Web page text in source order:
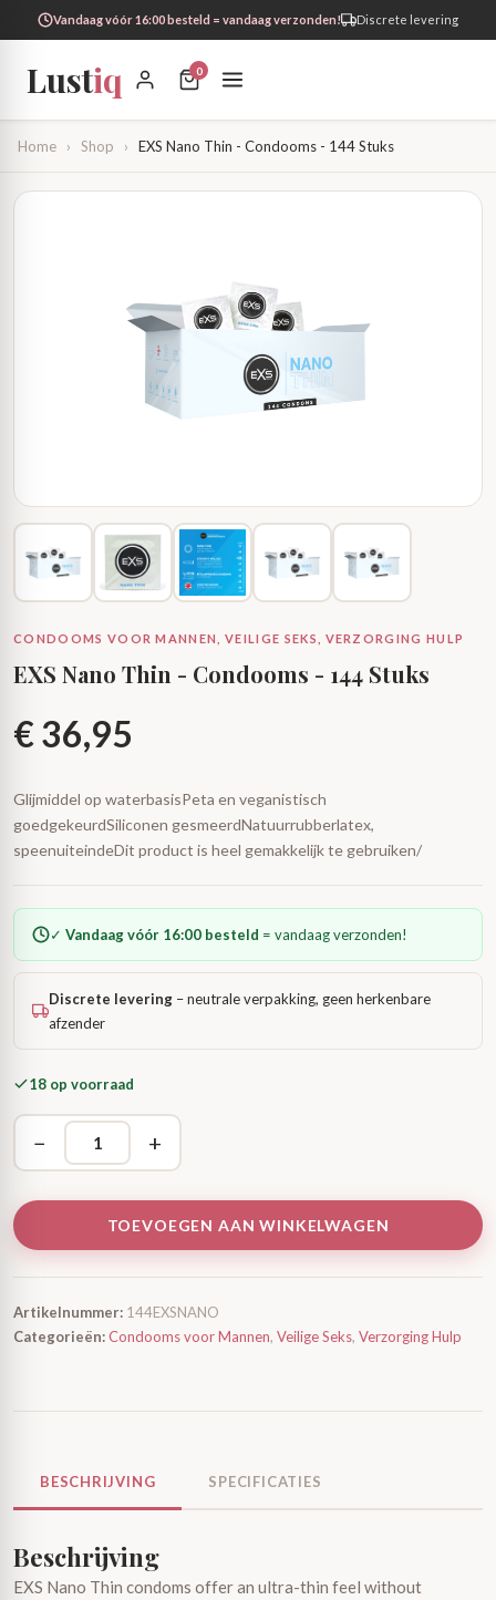
Vandaag vóór 16:00 besteld = vandaag verzonden! Discrete levering
Lustiq 0
Home › Shop › EXS Nano Thin - Condooms - 144 Stuks
CONDOOMS VOOR MANNEN, VEILIGE SEKS, VERZORGING HULP
EXS Nano Thin - Condooms - 144 Stuks
€36,95
Glijmiddel op waterbasisPeta en veganistisch
goedgekeurdSiliconen gesmeerdNatuurrubberlatex,
speenuiteindeDit product is heel gemakkelijk te gebruiken/
✓ Vandaag vóór 16:00 besteld = vandaag verzonden!
Discrete levering – neutrale verpakking, geen herkenbare
afzender
18 op voorraad
− +
TOEVOEGEN AAN WINKELWAGEN
Artikelnummer: 144EXSNANO
Categorieën:Condooms voor Mannen, Veilige Seks, Verzorging Hulp
BESCHRIJVING SPECIFICATIES
Beschrijving
EXS Nano Thin condoms offer an ultra-thin feel without